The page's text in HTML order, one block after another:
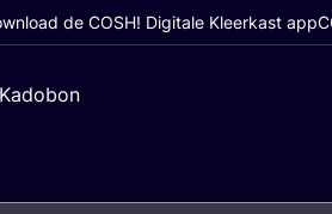
de COSH! Digitale Kleerkast app
Kadobon